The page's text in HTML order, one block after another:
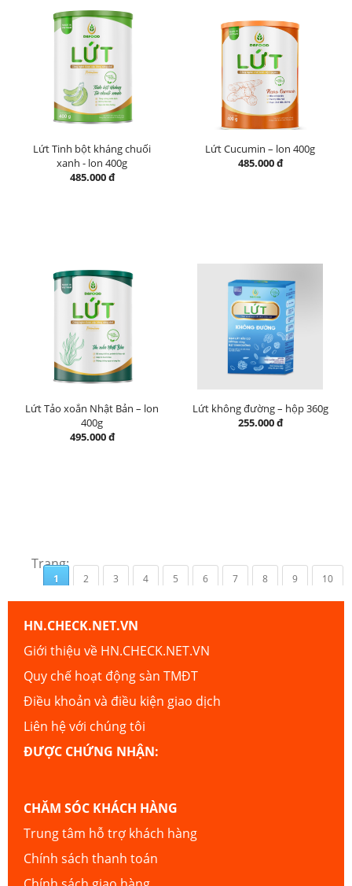
Lứt Tinh bột kháng chuối
xanh - lon 400g
485.000 đ
Lứt Cucumin – lon 400g
485.000 đ
Lứt Tảo xoắn Nhật Bản – lon
400g
495.000 đ
Lứt không đường – hộp 360g
255.000 đ
Trang:
1 2 3 4 5 6 7 8 9 10
HN.CHECK.NET.VN
Giới thiệu về HN.CHECK.NET.VN
Quy chế hoạt động sàn TMĐT
Điều khoản và điều kiện giao dịch
Liên hệ với chúng tôi
ĐƯỢC CHỨNG NHẬN:
CHĂM SÓC KHÁCH HÀNG
Trung tâm hỗ trợ khách hàng
Chính sách thanh toán